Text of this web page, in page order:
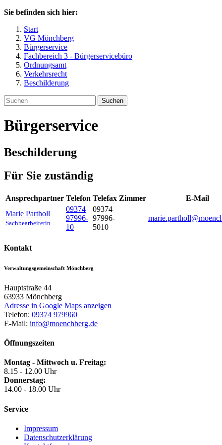
Sie befinden sich hier:
Start
VG Mönchberg
Bürgerservice
Fachbereich 3 - Bürgerservicebüro
Ordnungsamt
Verkehrsrecht
Beschilderung
Suchen
Bürgerservice
Beschilderung
Für Sie zuständig
Ansprechpartner Telefon Telefax Zimmer
E-Mail
Marie Partholl
Sachbearbeiterin
09374
97996-
10
09374
97996-
5010
Kontakt
Verwaltungsgemeinschaft Mönchberg
Hauptstraße 44
63933 Mönchberg
Adresse in Google Maps anzeigen
Telefon: 09374 979960
E-Mail: info@moenchberg.de
Öffnungszeiten
Montag - Mittwoch u. Freitag:
8.15 - 12.00 Uhr
Donnerstag:
14.00 - 18.00 Uhr
Service
Impressum
Datenschutzerklärung